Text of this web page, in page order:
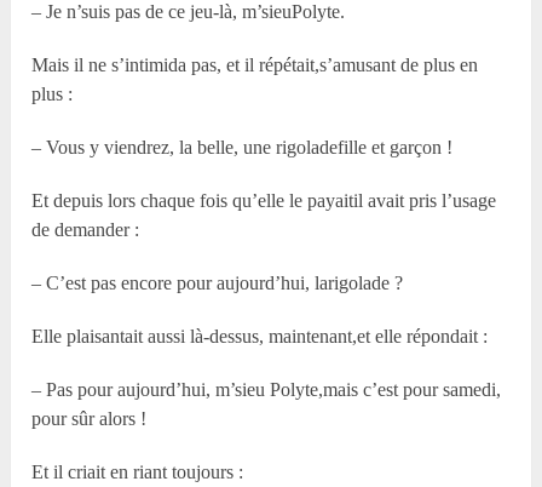
– Je n’suis pas de ce jeu-là, m’sieuPolyte.
Mais il ne s’intimida pas, et il répétait,s’amusant de plus en
plus :
– Vous y viendrez, la belle, une rigoladefille et garçon !
Et depuis lors chaque fois qu’elle le payaitil avait pris l’usage
de demander :
– C’est pas encore pour aujourd’hui, larigolade ?
Elle plaisantait aussi là-dessus, maintenant,et elle répondait :
– Pas pour aujourd’hui, m’sieu Polyte,mais c’est pour samedi,
pour sûr alors !
Et il criait en riant toujours :